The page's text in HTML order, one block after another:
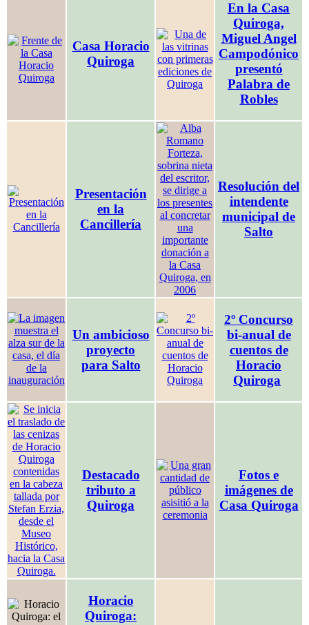
Casa Horacio
Quiroga
En la Casa
Quiroga,
Miguel Angel
Campodónico
presentó
Palabra de
Robles
Presentación
en la
Cancillería
Resolución del
intendente
municipal de
Salto
Un ambicioso
proyecto
para Salto
2º Concurso
bi-anual de
cuentos de
Horacio
Quiroga
Destacado
tributo a
Quiroga
Fotos e
imágenes de
Casa Quiroga
Horacio
Quiroga: